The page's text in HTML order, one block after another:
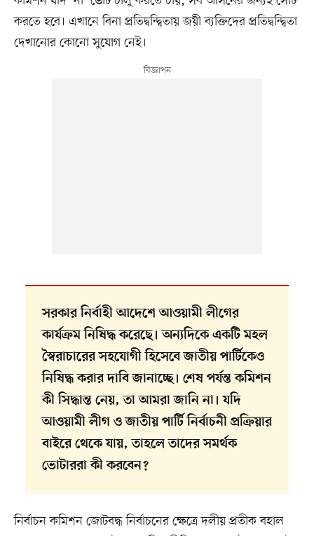
করতে হবে। এখানে বিনা প্রতিদ্বন্দ্বিতায় জয়ী ব্যক্তিদের প্রতিদ্বন্দ্বিতা
দেখানোর কোনো সুযোগ নেই।
সরকার নির্বাহী আদেশে আওয়ামী লীগের
কার্যক্রম নিষিদ্ধ করেছে। অন্যদিকে একটি মহল
স্বৈরাচারের সহযোগী হিসেবে জাতীয় পার্টিকেও
নিষিদ্ধ করার দাবি জানাচ্ছে। শেষ পর্যন্ত কমিশন
কী সিদ্ধান্ত নেয়, তা আমরা জানি না। যদি
আওয়ামী লীগ ও জাতীয় পার্টি নির্বাচনী প্রক্রিয়ার
বাইরে থেকে যায়, তাহলে তাদের সমর্থক
ভোটাররা কী করবেন?
নির্বাচন কমিশন জোটবদ্ধ নির্বাচনের ক্ষেত্রে দলীয় প্রতীক বহাল